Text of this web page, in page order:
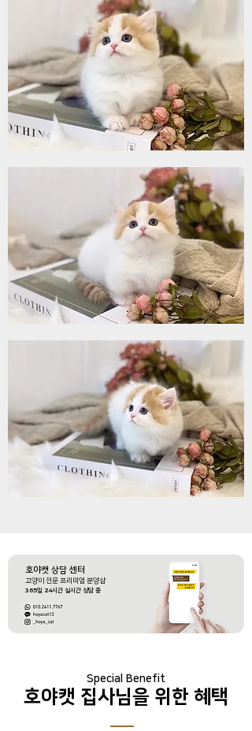
호야캣 상담 센터
​고양이 전문 프리미엄 분양샵
365일 24시간 실시간 상담 중
Special Benefit
호야캣 집사님을 위한 혜택